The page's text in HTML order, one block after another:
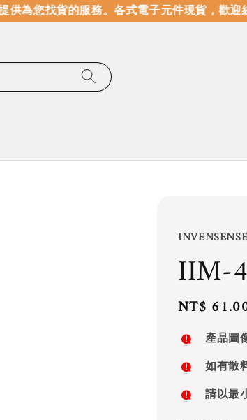
為您找貨的服務。各式電子元件現貨，歡迎線
IIM-
Regular
price
NT$
產品圖
如有散
請以最